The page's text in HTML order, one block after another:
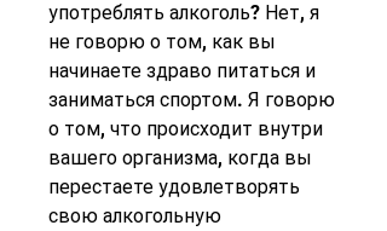
употреблять алкоголь? Нет, я
не говорю о том, как вы
начинаете здраво питаться и
заниматься спортом. Я говорю
о том, что происходит внутри
вашего организма, когда вы
перестаете удовлетворять
свою алкогольную